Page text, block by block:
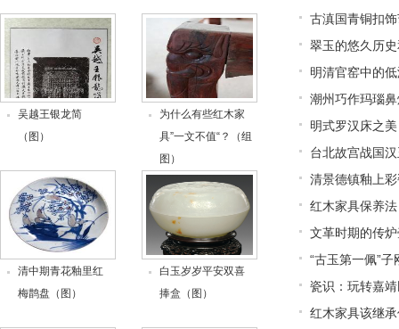
吴越王银龙简
（图）
为什么有些红木家
具”一文不值“？（组
图）
清中期青花釉里红
梅鹊盘（图）
白玉岁岁平安双喜
捧盒（图）
古滇国青铜扣
翠玉的悠久历
明清官窑中的
潮州巧作玛瑙
明式罗汉床之
台北故宫战国
清景德镇釉上
红木家具保养法
文革时期的传
“古玉第一佩”
瓷识：玩转嘉
红木家具该继